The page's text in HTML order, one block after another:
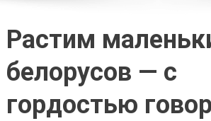
Растим
белорусов — с
гордостью